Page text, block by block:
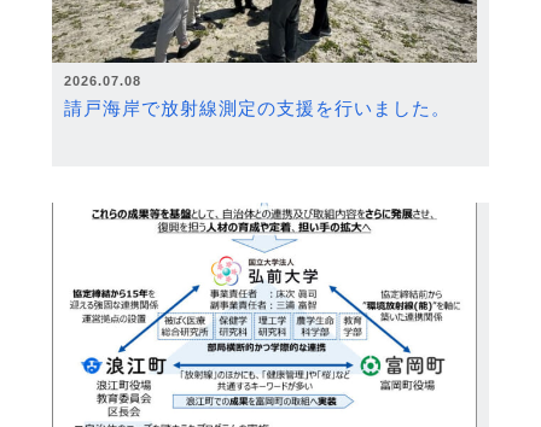
2026.07.08
請戸海岸で放射線測定の支援を行いました。